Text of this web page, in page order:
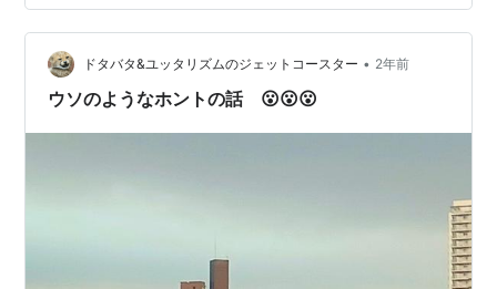
をしている暇があるとは思えない そもそもが何でほぼ全
ての大統領が獄に繋がれる事になるのだろう、わけがわ
からん国だ さて、昨日の晩ご飯 一昨日の夕飯で食べたマ
グロがよりにもよって大外れだったこともありこの日は
ドタバタ&ユッタリズムのジェットコースター • 2年前
ウソのようなホントの話 😮😮😮